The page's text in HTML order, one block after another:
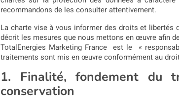
recommandons de les consulter attentivement.
La charte vise à vous informer des droits et libertés
décrit les mesures que nous mettons en œuvre afin
TotalEnergies Marketing France est le «
traitements sont mis en œuvre conformément au
1. Finalité, fondement du
conservation